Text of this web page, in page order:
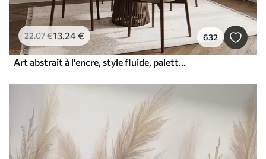
22.07€13.24€ 632
Art abstrait à l'encre, style fluide, palette de couleurs beige